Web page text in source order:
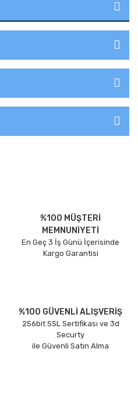
%100 MÜŞTERİ
MEMNUNİYETİ
En Geç 3 İş Günü İçerisinde
Kargo Garantisi
%100 GÜVENLİ ALIŞVERİŞ
256bit SSL Sertifikası ve 3d
Securty
ile Güvenli Satın Alma